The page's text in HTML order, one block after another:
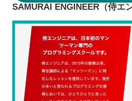
SAMURAI ENGINEER（侍エ